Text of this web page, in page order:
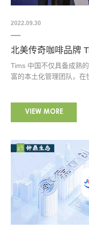
2022.09.30
北美传奇咖啡品牌
Tims 中国不仅具备成熟
富的本土化管理团队，
VIEW MORE